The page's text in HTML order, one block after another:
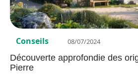
Conseils 08/07/2024
Découverte approfondie des
Pierre